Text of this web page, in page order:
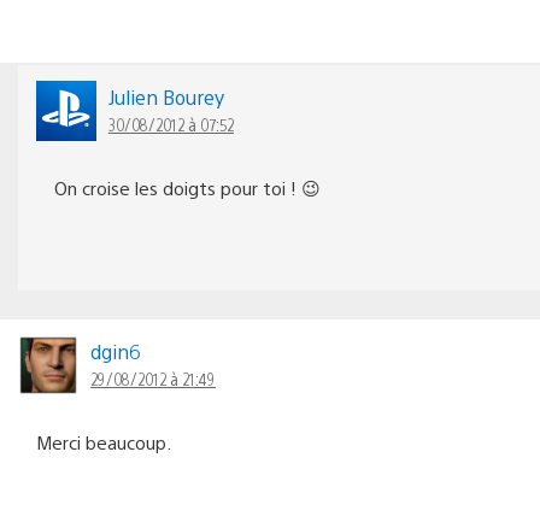
Julien Bourey
30/08/2012 à 07:52
On croise les doigts pour toi ! 😉
dgin6
29/08/2012 à 21:49
Merci beaucoup.